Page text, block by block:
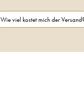
Wie viel kostet mich der Versand?